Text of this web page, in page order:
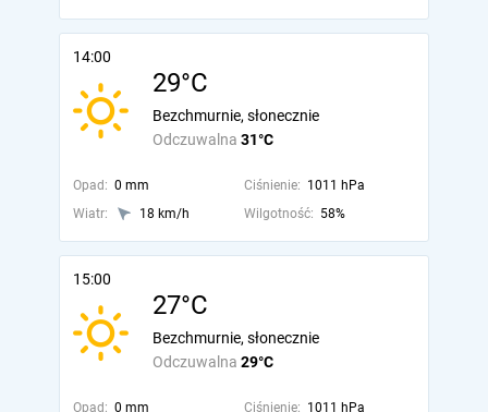
14:00
29°C
Odczuwalna 31°C
Bezchmurnie, słonecznie
Opad: 0 mm Ciśnienie: 1011 hPa
Wiatr:
18 km/h Wilgotność: 58%
15:00
27°C
Odczuwalna 29°C
Bezchmurnie, słonecznie
Opad: 0 mm Ciśnienie: 1011 hPa